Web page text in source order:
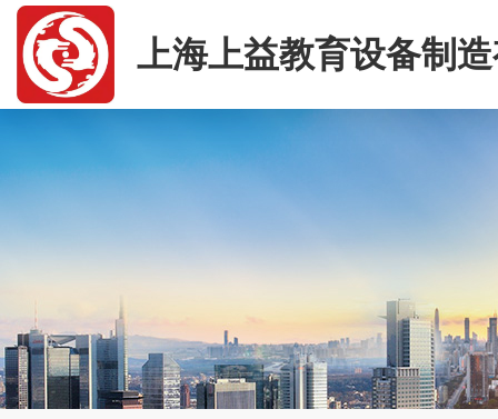
上海上益教育设备制
司